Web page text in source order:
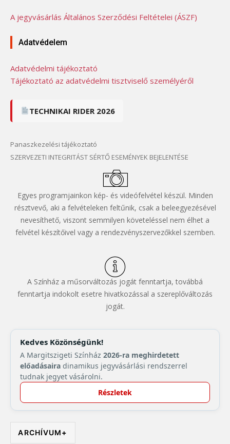
A jegyvásárlás Általános Szerződési Feltételei (ÁSZF)
Adatvédelem
Adatvédelmi tájékoztató
Tájékoztató az adatvédelmi tisztviselő személyéről
TECHNIKAI RIDER 2026
Panaszkezelési tájékoztató
SZERVEZETI INTEGRITÁST SÉRTŐ ESEMÉNYEK BEJELENTÉSE
Egyes programjainkon kép- és videófelvétel készül. Minden
résztvevő, aki a felvételeken feltűnik, csak a beleegyezésével
nevesíthető, viszont semmilyen követeléssel nem élhet a
felvétel készítőivel vagy a rendezvényszervezőkkel szemben.
A Színház a műsorváltozás jogát fenntartja, továbbá
fenntartja indokolt esetre hivatkozással a szereplőváltozás
jogát.
Kedves Közönségünk!
A Margitszigeti Színház 2026-ra meghirdetett
előadásaira dinamikus jegyvásárlási rendszerrel
tudnak jegyet vásárolni.
Részletek
ARCHÍVUM+